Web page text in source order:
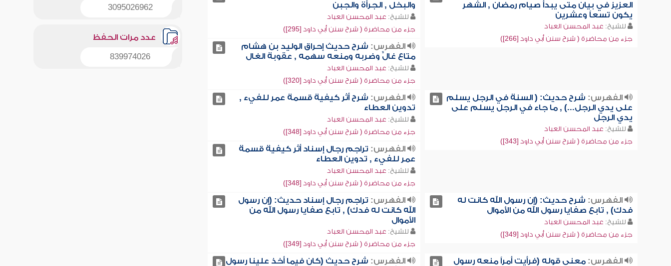
العزيز في بيان متى يبدأ صيام رمضان , الشهر
يكون تسعاً وعشرين
للشيخ: عبد المحسن العباد
جزء من محاضرة ( شرح سنن أبي داود [266])
والبخل , الجرأة والجبن
للشيخ: عبد المحسن العباد
جزء من محاضرة ( شرح سنن أبي داود [295])
الفهرس: شرح حديث إحراق الوليد بن هشام
متاع غالٍّ وضربه ومنعه سهمه , عقوبة الغال
للشيخ: عبد المحسن العباد
جزء من محاضرة ( شرح سنن أبي داود [320])
الفهرس: شرح حديث: ( السنة في الرجل يسلم
على يدي الرجل...) , ما جاء في الرجل يسلم على
يدي الرجل
للشيخ: عبد المحسن العباد
جزء من محاضرة ( شرح سنن أبي داود [343])
الفهرس: شرح أثر كيفية قسمة عمر للفيء ,
تدوين العطاء
للشيخ: عبد المحسن العباد
جزء من محاضرة ( شرح سنن أبي داود [348])
الفهرس: تراجم رجال إسناد أثر كيفية قسمة
عمر للفيء , تدوين العطاء
للشيخ: عبد المحسن العباد
جزء من محاضرة ( شرح سنن أبي داود [348])
الفهرس: شرح حديث: (إن رسول الله كانت له
فدك) , تابع صفايا رسول الله من الأموال
للشيخ: عبد المحسن العباد
جزء من محاضرة ( شرح سنن أبي داود [349])
الفهرس: تراجم رجال إسناد حديث: (إن رسول
الله كانت له فدك) , تابع صفايا رسول الله من
الأموال
للشيخ: عبد المحسن العباد
جزء من محاضرة ( شرح سنن أبي داود [349])
الفهرس:معنى قوله (فرأيت أمراً منعه رسول
الفهرس: شرح حديث (كان فيما أخذ علينا رسول
3095026962
عدد مرات الحفظ
839974026